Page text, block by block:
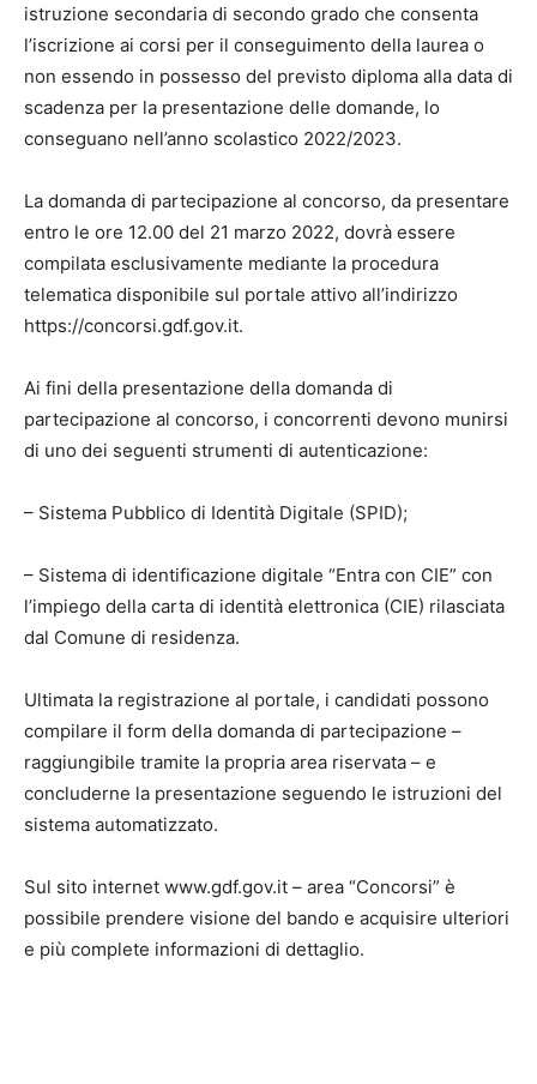
istruzione secondaria di secondo grado che consenta
l’iscrizione ai corsi per il conseguimento della laurea o
non essendo in possesso del previsto diploma alla data di
scadenza per la presentazione delle domande, lo
conseguano nell’anno scolastico 2022/2023.
La domanda di partecipazione al concorso, da presentare
entro le ore 12.00 del 21 marzo 2022, dovrà essere
compilata esclusivamente mediante la procedura
telematica disponibile sul portale attivo all’indirizzo
https://concorsi.gdf.gov.it.
Ai fini della presentazione della domanda di
partecipazione al concorso, i concorrenti devono munirsi
di uno dei seguenti strumenti di autenticazione:
– Sistema Pubblico di Identità Digitale (SPID);
– Sistema di identificazione digitale “Entra con CIE” con
l’impiego della carta di identità elettronica (CIE) rilasciata
dal Comune di residenza.
Ultimata la registrazione al portale, i candidati possono
compilare il form della domanda di partecipazione –
raggiungibile tramite la propria area riservata – e
concluderne la presentazione seguendo le istruzioni del
sistema automatizzato.
Sul sito internet www.gdf.gov.it – area “Concorsi” è
possibile prendere visione del bando e acquisire ulteriori
e più complete informazioni di dettaglio.